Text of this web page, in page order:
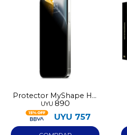
Protector MyShape HD
Privacy Premium
UYU 890
UYU 757